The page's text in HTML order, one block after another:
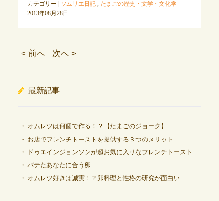
カテゴリー | ソムリエ日記, たまごの歴史・文学・文化学
2013年08月28日
< 前へ 次へ >
最新記事
オムレツは何個で作る！？【たまごのジョーク】
お店でフレンチトーストを提供する３つのメリット
ドゥエインジョンソンが超お気に入りなフレンチトースト
バテたあなたに合う卵
オムレツ好きは誠実！？卵料理と性格の研究が面白い